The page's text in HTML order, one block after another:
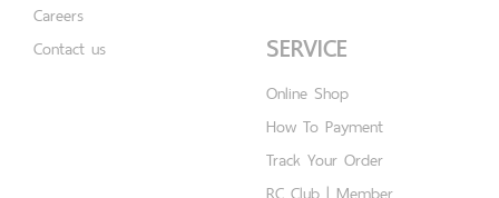
Careers
Contact us
SERVICE
Online Shop
How To Payment
Track Your Order